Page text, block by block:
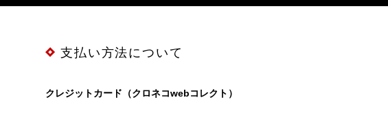
支払い方法について
クレジットカード（クロネコwebコレクト）